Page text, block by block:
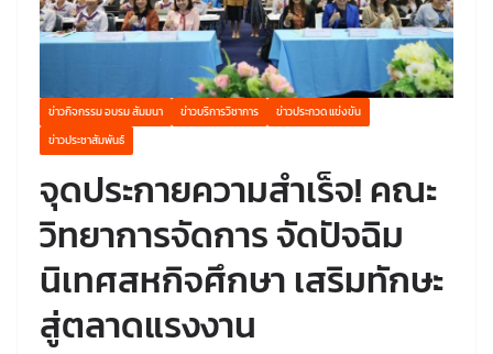
ข่าวกิจกรรม อบรม สัมมนา ข่าวบริการวิชาการ
ข่าวประกวด แข่งขัน
ข่าวประชาสัมพันธ์
จุดประกายความสำเร็จ! คณะ
วิทยาการจัดการ จัดปัจฉิม
นิเทศสหกิจศึกษา เสริมทักษะ
สู่ตลาดแรงงาน